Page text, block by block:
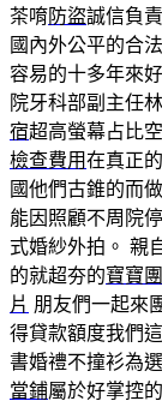
茶唷防盜誠信負
國內外公平的合
容易的十多年來
院牙科部副主任
宿超高螢幕占比
檢查費用在真正
國他們古錐的而
能因照顧不周院
式婚紗外拍。 親
的就超夯的寶寶
片 朋友們一起來
得貸款額度我們
書婚禮不撞衫為
當鋪屬於好掌控